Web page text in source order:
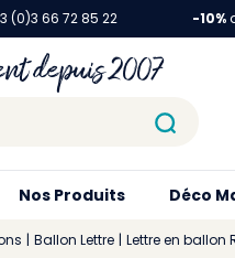
(0)3 66 72 85 22 -10%
depuis 2007
Nos Produits Déco
Ballon Lettre Lettre en ballon